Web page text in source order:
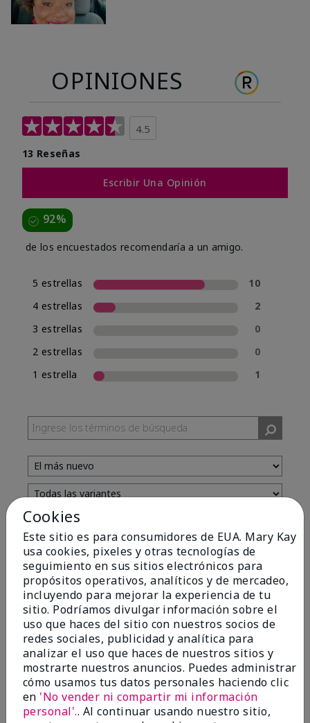
OPINIONES
4.5
13 Reseñas
Escribir Una Opinión
92%
de los encuestados recomendaría a un amigo.
5 estrellas
10
4 estrellas
2
3 estrellas
0
2 estrellas
0
1 estrella
1
Evaluado por 13 clientes
5
Yeh! I really works
EnviadoHace 4 meses
porChar
deDetroit, Mi
Evaluado en
marykay.com/en-us/
I ski all winter and since adding this to my progam
Cookies
Este sitio es para consumidores de EUA. Mary Kay
usa cookies, pixeles y otras tecnologías de
seguimiento en sus sitios electrónicos para
propósitos operativos, analíticos y de mercadeo,
incluyendo para mejorar la experiencia de tu
sitio. Podríamos divulgar información sobre el
uso que haces del sitio con nuestros socios de
redes sociales, publicidad y analítica para
analizar el uso que haces de nuestros sitios y
mostrarte nuestros anuncios. Puedes administrar
cómo usamos tus datos personales haciendo clic
en 'No vender ni compartir mi información
personal'.. Al continuar usando nuestro sitio,